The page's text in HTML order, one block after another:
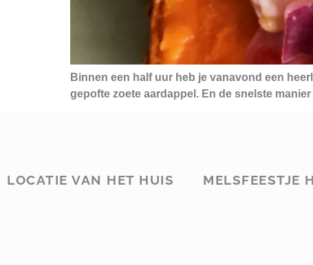
Binnen een half uur heb je vanavond een
gepofte zoete aardappel. En de snelste
LOCATIE VAN HET HUIS MELSFEESTJE